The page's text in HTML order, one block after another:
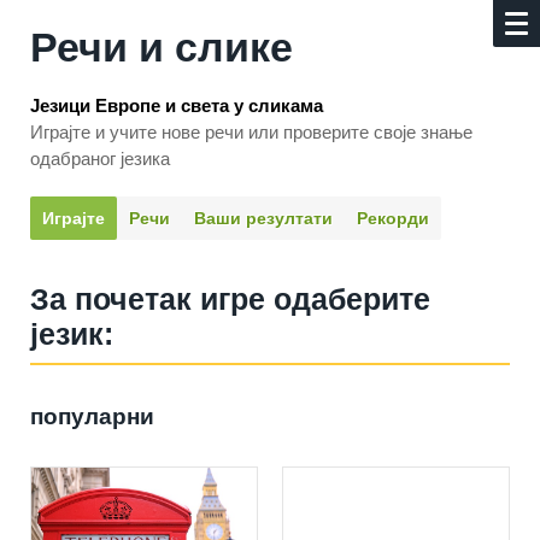
Речи и слике
Језици Европе и света у сликама
Играјте и учите нове речи или проверите своје знање
одабраног језика
Играјте Речи Ваши резултати Рекорди
За почетак игре одаберите
језик:
популарни